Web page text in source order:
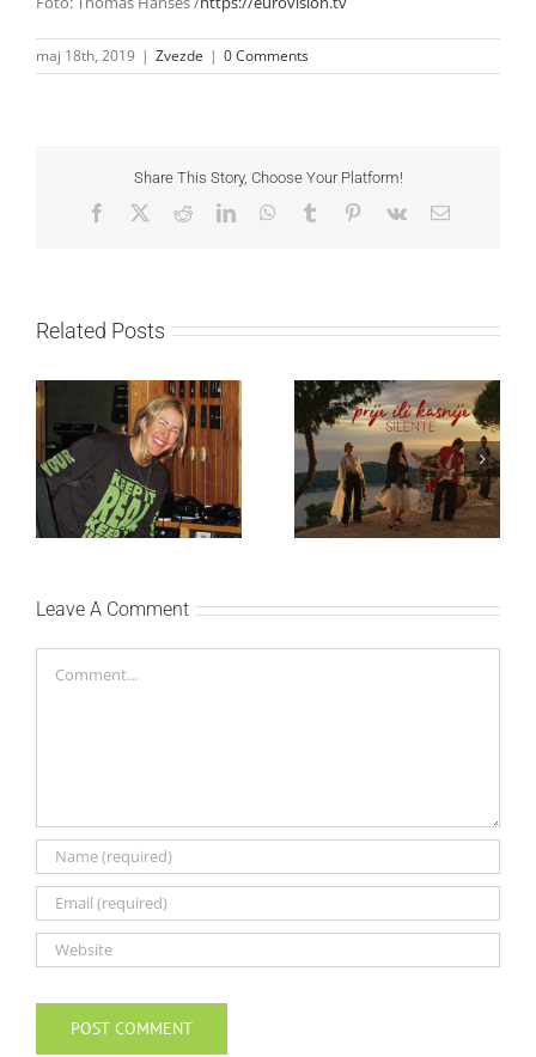
maj 18th, 2019 | Zvezde | 0 Comments
Share This Story, Choose Your Platform!
Facebook RedditLinkedInWhatsApp
Tumblr Pinterest
Vk Email
Related Posts
Ellie Goulding otkriva
nežniju stranu novim
singlom „4 Seasons“
Silente objavio novi
singl “Prije ili kasnije”
Leave A Comment